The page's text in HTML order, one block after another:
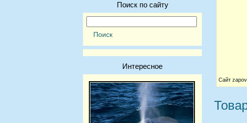
Поиск по сайту
Интересное
Сайт